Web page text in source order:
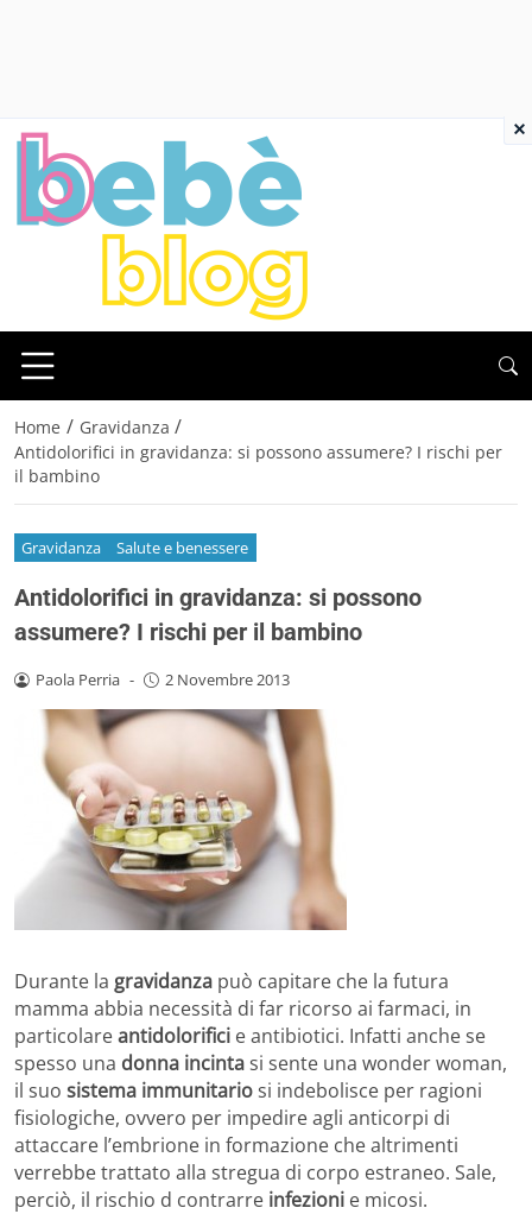
Home / Gravidanza /
Antidolorifici in gravidanza: si possono assumere? I rischi per
il bambino
Gravidanza Salute e benessere
Antidolorifici in gravidanza: si possono
assumere? I rischi per il bambino
Paola Perria - 2 Novembre 2013
Durante la gravidanza può capitare che la futura
mamma abbia necessità di far ricorso ai farmaci, in
particolareantidolorifici e antibiotici. Infatti anche se
spesso una donna incintasi sente una wonder woman,
il suo sistema immunitariosi indebolisce per ragioni
fisiologiche, ovvero per impedire agli anticorpi di
attaccare l’embrione in formazione che altrimenti
verrebbe trattato alla stregua di corpo estraneo. Sale,
perciò, il rischio d contrarre infezioni e micosi.
×